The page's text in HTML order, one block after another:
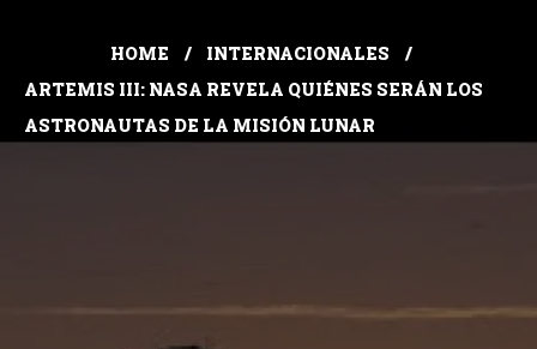
HOME
INTERNACIONALES
ARTEMIS III: NASA REVELA QUIÉNES SERÁN LOS
ASTRONAUTAS DE LA MISIÓN LUNAR